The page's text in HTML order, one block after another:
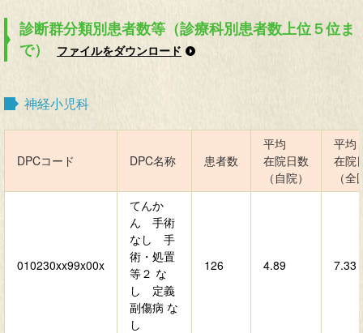
診断群分類別患者数等（診療科別患者数上位５位ま
で）
ファイルをダウンロード
神経小児科
DPCコード DPC名称 患者数
平均
在院日数
（自院）
平均
在院
（
010230xx99x00x
てんか
ん 手術
なし 手
術・処置
等２ な
し 定義
副傷病 な
し
126 4.89 7.33